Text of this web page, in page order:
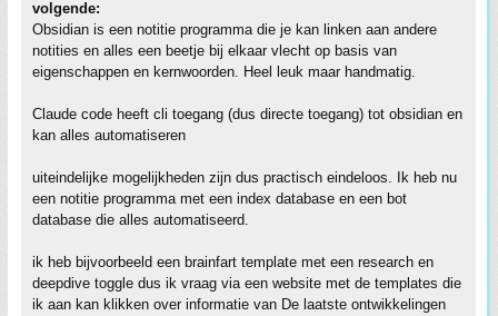
volgende:
Obsidian is een notitie programma die je kan linken aan andere
notities en alles een beetje bij elkaar vlecht op basis van
eigenschappen en kernwoorden. Heel leuk maar handmatig.
Claude code heeft cli toegang (dus directe toegang) tot obsidian en
kan alles automatiseren
uiteindelijke mogelijkheden zijn dus practisch eindeloos. Ik heb nu
een notitie programma met een index database en een bot
database die alles automatiseerd.
ik heb bijvoorbeeld een brainfart template met een research en
deepdive toggle dus ik vraag via een website met de templates die
ik aan kan klikken over informatie van De laatste ontwikkelingen